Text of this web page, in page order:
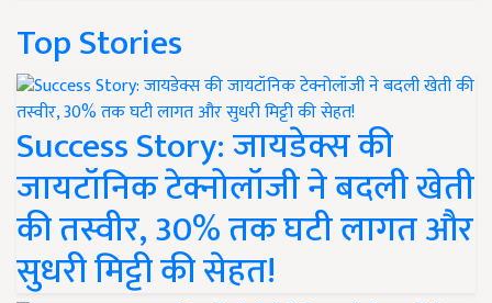
Top Stories
Success Story: जायडेक्स की
जायटॉनिक टेक्नोलॉजी ने बदली खेती
की तस्वीर, 30% तक घटी लागत और
सुधरी मिट्टी की सेहत!